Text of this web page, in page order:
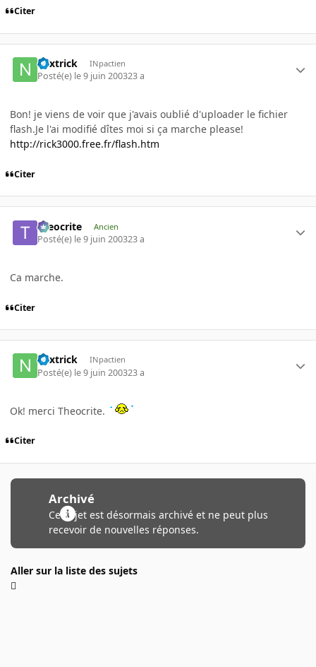
Citer
nextrick INpactien
Posté(e) le 9 juin 200323 a
Bon! je viens de voir que j'avais oublié d'uploader le fichier
flash.Je l'ai modifié dîtes moi si ça marche please!
http://rick3000.free.fr/flash.htm
Citer
theocrite Ancien
Posté(e) le 9 juin 200323 a
Ca marche.
Citer
nextrick INpactien
Posté(e) le 9 juin 200323 a
Ok! merci Theocrite.
Citer
Archivé
Ce sujet est désormais archivé et ne peut plus
recevoir de nouvelles réponses.
Aller sur la liste des sujets